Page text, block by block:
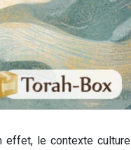
le contexte culturel